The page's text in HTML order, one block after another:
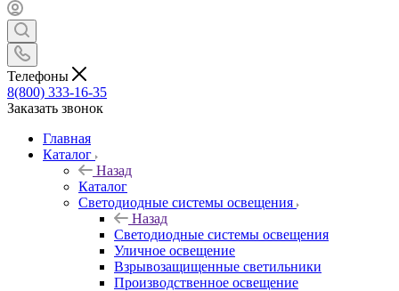
Телефоны
8(800) 333-16-35
Заказать звонок
Главная
Каталог
Назад
Каталог
Светодиодные системы освещения
Назад
Светодиодные системы освещения
Уличное освещение
Взрывозащищенные светильники
Производственное освещение